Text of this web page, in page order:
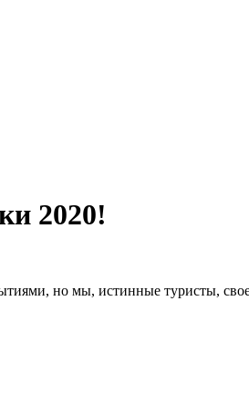
2020!
но мы, истинные туристы,